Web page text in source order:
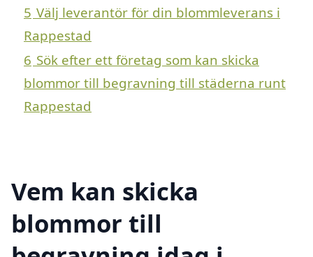
5 Välj leverantör för din blommleverans i
Rappestad
6 Sök efter ett företag som kan skicka
blommor till begravning till städerna runt
Rappestad
Vem kan skicka
blommor till